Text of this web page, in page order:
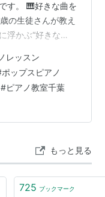
年9月）
2005年9月）
す。 🎹好きな曲を
の生徒さんが教え
浮かぶ“好きな
まうようなメロデ
の奥がふわっと満
41歳の生徒さんが
、 音楽が人生に
た。 ① 大きな古
レッスン
ポップスピアノ
#ピアノ教室千葉
もっと見る
725 ブックマーク